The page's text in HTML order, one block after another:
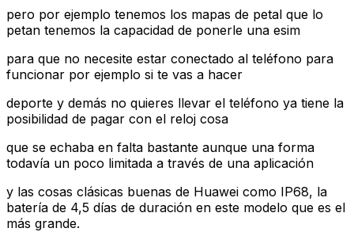
pero por ejemplo tenemos los mapas de petal que lo
petan tenemos la capacidad de ponerle una esim
para que no necesite estar conectado al teléfono para
funcionar por ejemplo si te vas a hacer
deporte y demás no quieres llevar el teléfono ya tiene la
posibilidad de pagar con el reloj cosa
que se echaba en falta bastante aunque una forma
todavía un poco limitada a través de una aplicación
y las cosas clásicas buenas de Huawei como IP68, la
batería de 4,5 días de duración en este modelo que es el
más grande.